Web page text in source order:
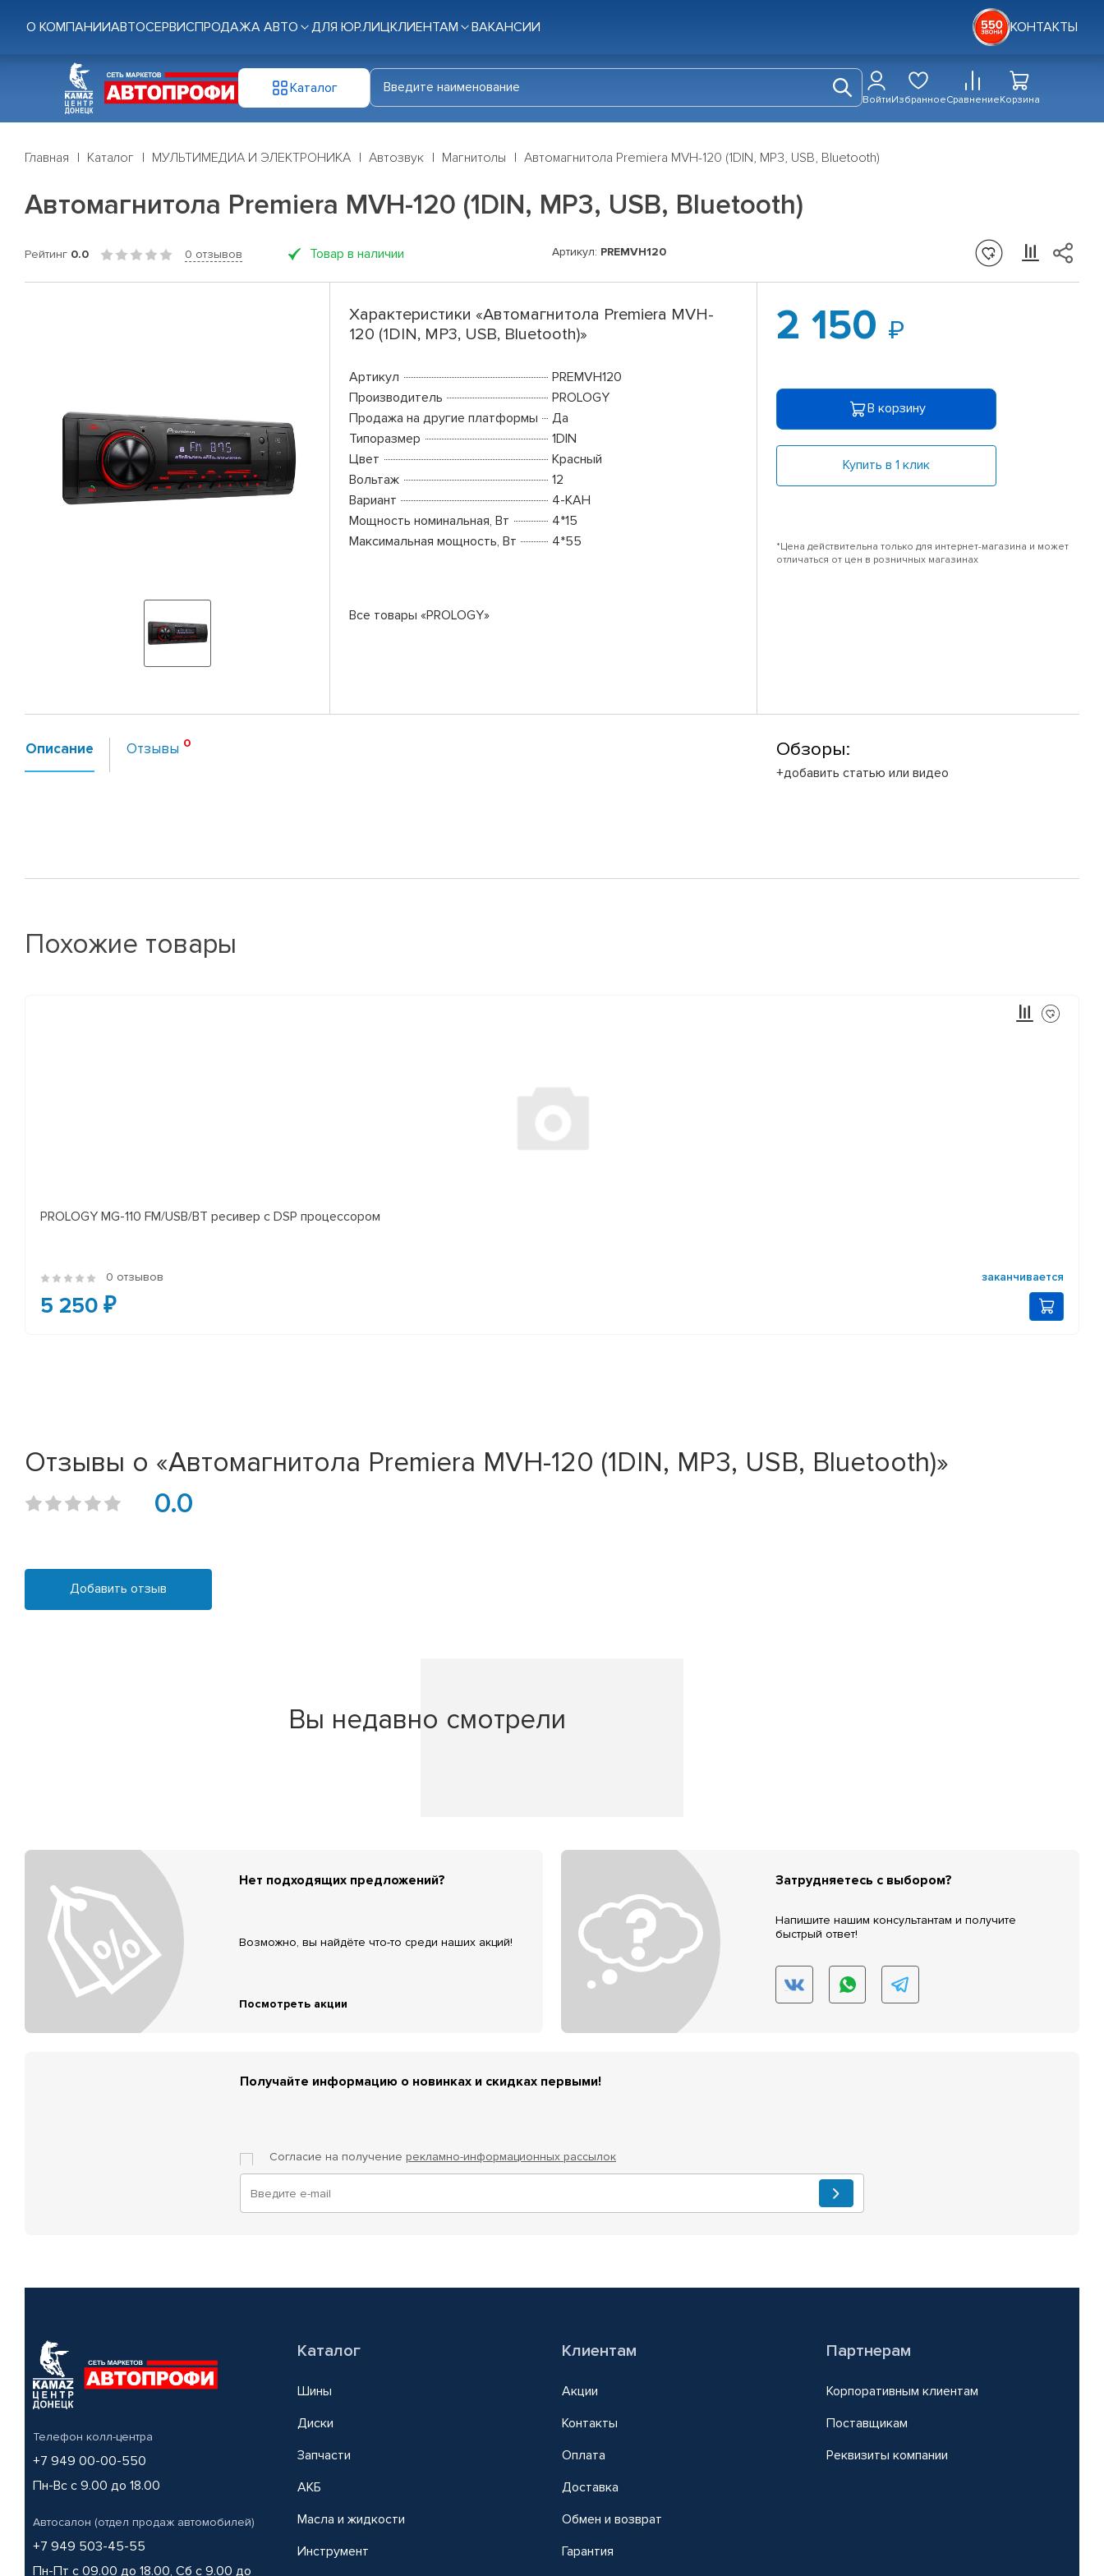
О КОМПАНИИАВТОСЕРВИСПРОДАЖА АВТО ДЛЯ ЮР.ЛИЦКЛИЕНТАМ ВАКАНСИИ КОНТАКТЫ
Каталог
ВойтиИзбранноеСравнениеКорзина
Главная Каталог МУЛЬТИМЕДИА И ЭЛЕКТРОНИКА Автозвук Магнитолы Автомагнитола Premiera MVH-120 (1DIN, MP3, USB, Bluetooth)
Автомагнитола Premiera MVH-120 (1DIN, MP3, USB, Bluetooth)
Рейтинг 0.0 0 отзывов Товар в наличии Артикул: PREMVH120
Характеристики «Автомагнитола Premiera MVH-
120 (1DIN, MP3, USB, Bluetooth)»
Артикул
PREMVH120
Производитель
PROLOGY
Продажа на другие платформы
Да
Типоразмер
1DIN
Цвет
Красный
Вольтаж
12
Вариант
4-КАН
Мощность номинальная, Вт
4*15
Максимальная мощность, Вт
4*55
Все товары «PROLOGY»
2 150
В корзину
Купить в 1 клик
*Цена действительна только для интернет-магазина и может
отличаться от цен в розничных магазинах
Описание Отзывы Обзоры:
+добавить статью или видео
Похожие товары
PROLOGY MG-110 FM/USB/BT ресивер с DSP процессором
0 отзывов заканчивается
5 250 ₽
Отзывы о «Автомагнитола Premiera MVH-120 (1DIN, MP3, USB, Bluetooth)»
0.0
Добавить отзыв
Вы недавно смотрели
Нет подходящих предложений?
Возможно, вы найдёте что-то среди наших акций!
Посмотреть акции
Затрудняетесь с выбором?
Напишите нашим консультантам и получите
быстрый ответ!
Получайте информацию о новинках и скидках первыми!
Согласие на получение рекламно-информационных рассылок
Телефон колл-центра
+7 949 00-00-550
Пн-Вс с 9.00 до 18.00
Автосалон (отдел продаж автомобилей)
+7 949 503-45-55
Пн-Пт с 09.00 до 18.00, Сб с 9.00 до
Каталог
Шины
Диски
Запчасти
АКБ
Масла и жидкости
Инструмент
Клиентам
Акции
Контакты
Оплата
Доставка
Обмен и возврат
Гарантия
Партнерам
Корпоративным клиентам
Поставщикам
Реквизиты компании